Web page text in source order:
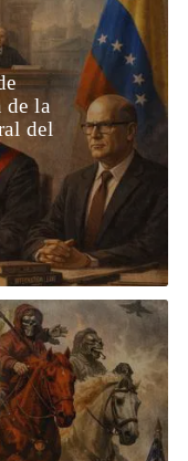
de la
del